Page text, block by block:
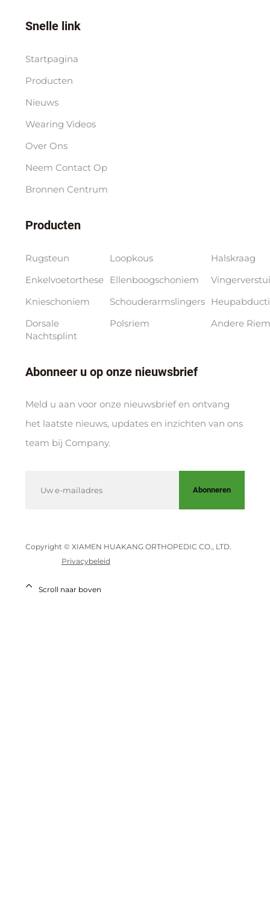
Snelle link
Startpagina
Producten
Nieuws
Wearing Videos
Over Ons
Neem Contact Op
Bronnen Centrum
Producten
Rugsteun
Enkelvoetorthese
Knieschoniem
Dorsale
Nachtsplint
Loopkous
Ellenboogschoniem
Schouderarmslingers
Polsriem
Halskraag
Andere
Abonneer u op onze nieuwsbrief
Meld u aan voor onze nieuwsbrief en ontvang
het laatste nieuws, updates en inzichten van ons
team bij Company.
Abonneren
Copyright © XIAMEN HUAKANG ORTHOPEDIC CO., LTD.
Privacybeleid
Scroll naar boven